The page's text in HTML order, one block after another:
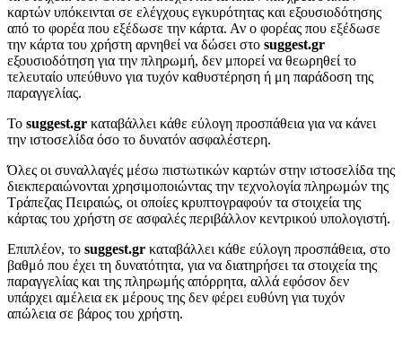
καρτών υπόκεινται σε ελέγχους εγκυρότητας και εξουσιοδότησης
από το φορέα που εξέδωσε την κάρτα. Αν ο φορέας που εξέδωσε
την κάρτα του χρήστη αρνηθεί να δώσει στο suggest.gr
εξουσιοδότηση για την πληρωμή, δεν μπορεί να θεωρηθεί το
τελευταίο υπεύθυνο για τυχόν καθυστέρηση ή μη παράδοση της
παραγγελίας.
Το suggest.gr καταβάλλει κάθε εύλογη προσπάθεια για να κάνει
την ιστοσελίδα όσο το δυνατόν ασφαλέστερη.
Όλες οι συναλλαγές μέσω πιστωτικών καρτών στην ιστοσελίδα της
διεκπεραιώνονται χρησιμοποιώντας την τεχνολογία πληρωμών της
Τράπεζας Πειραιώς, οι οποίες κρυπτογραφούν τα στοιχεία της
κάρτας του χρήστη σε ασφαλές περιβάλλον κεντρικού υπολογιστή.
Επιπλέον, το suggest.gr καταβάλλει κάθε εύλογη προσπάθεια, στο
βαθμό που έχει τη δυνατότητα, για να διατηρήσει τα στοιχεία της
παραγγελίας και της πληρωμής απόρρητα, αλλά εφόσον δεν
υπάρχει αμέλεια εκ μέρους της δεν φέρει ευθύνη για τυχόν
απώλεια σε βάρος του χρήστη.